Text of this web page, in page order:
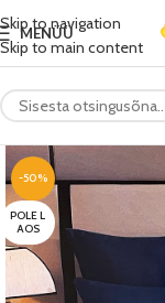
Skip to navigation
Skip to main content
MENÜÜ
-50%
POLE L
AOS